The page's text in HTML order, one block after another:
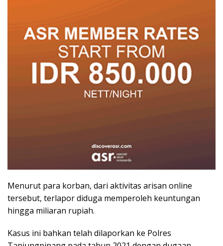
Menurut para korban, dari aktivitas arisan online
tersebut, terlapor diduga memperoleh keuntungan
hingga miliaran rupiah.
Kasus ini bahkan telah dilaporkan ke Polres